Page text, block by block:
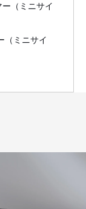
（ミニサイ
（ミニサイ